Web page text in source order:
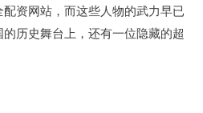
资网站，而这些人物的武力早已
历史舞台上，还有一位隐藏的超